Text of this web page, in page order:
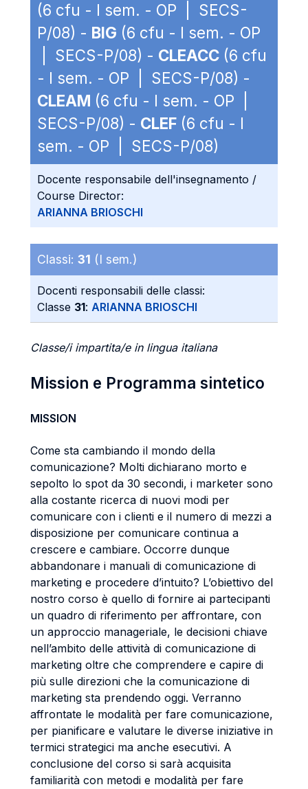
(6 cfu - I sem. - OP | SECS-
P/08) - BIG (6 cfu - I sem. - OP
| SECS-P/08) - CLEACC (6 cfu
- I sem. - OP | SECS-P/08) -
CLEAM (6 cfu - I sem. - OP |
SECS-P/08) - CLEF (6 cfu - I
sem. - OP | SECS-P/08)
Docente responsabile dell'insegnamento /
Course Director:
ARIANNA BRIOSCHI
Classi: 31 (I sem.)
Docenti responsabili delle classi:
Classe 31: ARIANNA BRIOSCHI
Classe/i impartita/e in lingua italiana
Mission e Programma sintetico
MISSION
Come sta cambiando il mondo della
comunicazione? Molti dichiarano morto e
sepolto lo spot da 30 secondi, i marketer sono
alla costante ricerca di nuovi modi per
comunicare con i clienti e il numero di mezzi a
disposizione per comunicare continua a
crescere e cambiare. Occorre dunque
abbandonare i manuali di comunicazione di
marketing e procedere d’intuito? L’obiettivo del
nostro corso è quello di fornire ai partecipanti
un quadro di riferimento per affrontare, con
un approccio manageriale, le decisioni chiave
nell’ambito delle attività di comunicazione di
marketing oltre che comprendere e capire di
più sulle direzioni che la comunicazione di
marketing sta prendendo oggi. Verranno
affrontate le modalità per fare comunicazione,
per pianificare e valutare le diverse iniziative in
termici strategici ma anche esecutivi. A
conclusione del corso si sarà acquisita
familiarità con metodi e modalità per fare